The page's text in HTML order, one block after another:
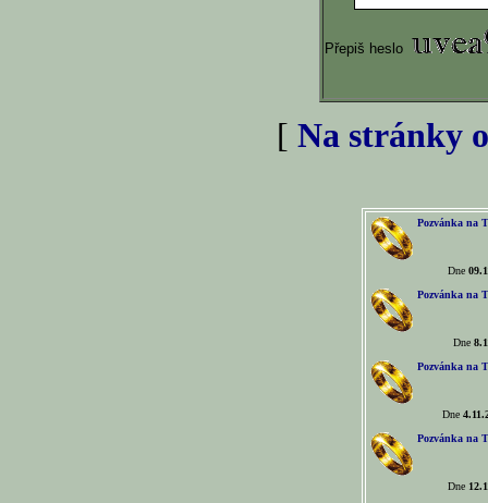
Přepiš heslo
[ Na stránky
Pozvánka na
Dne
Pozvánka na
Dne
Pozvánka na
Dne
Pozvánka na
Dne